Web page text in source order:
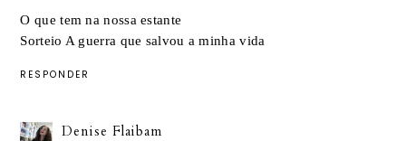
O que tem na nossa estante
Sorteio A guerra que salvou a minha vida
RESPONDER
Denise Flaibam